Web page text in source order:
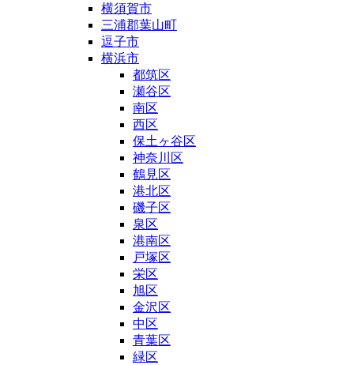
横須賀市
三浦郡葉山町
逗子市
横浜市
都筑区
瀬谷区
南区
西区
保土ヶ谷区
神奈川区
鶴見区
港北区
磯子区
泉区
港南区
戸塚区
栄区
旭区
金沢区
中区
青葉区
緑区